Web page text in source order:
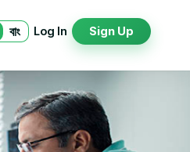
বাং Log In Sign Up